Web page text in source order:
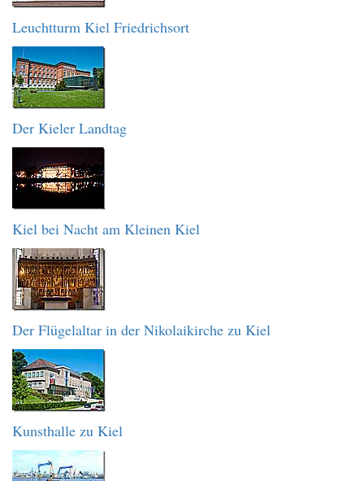
Leuchtturm Kiel Friedrichsort
Der Kieler Landtag
Kiel bei Nacht am Kleinen Kiel
Der Flügelaltar in der Nikolaikirche zu Kiel
Kunsthalle zu Kiel